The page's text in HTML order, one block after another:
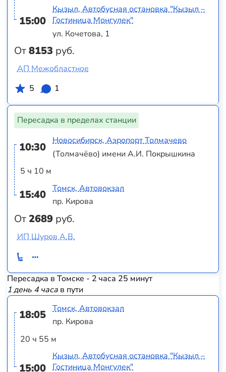
15:00
От8153 руб.
Кызыл, Автобусная остановка "Кызыл –
Гостиница Монгулек"
ул. Кочетова, 1
АП Межобластное
5
1
Пересадка в пределах станции
10:30
5 ч 10 м
15:40
От2689 руб.
Новосибирск, Аэропорт Толмачево
(Толмачёво) имени А.И. Покрышкина
Томск, Автовокзал
пр. Кирова
ИП Шуров А.В.
Пересадка в Томске - 2 часа 25 минут
1 день 4 часав пути
18:05
20 ч 55 м
15:00
Томск, Автовокзал
пр. Кирова
Кызыл, Автобусная остановка "Кызыл –
Гостиница Монгулек"